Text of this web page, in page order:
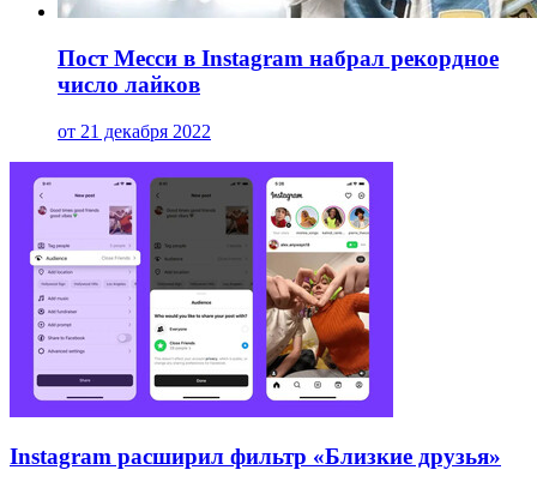
Пост Месси в Instagram набрал рекордное
число лайков
от 21 декабря 2022
Instagram расширил фильтр «Близкие друзья»